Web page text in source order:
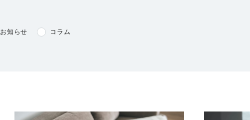
お知らせ コラム